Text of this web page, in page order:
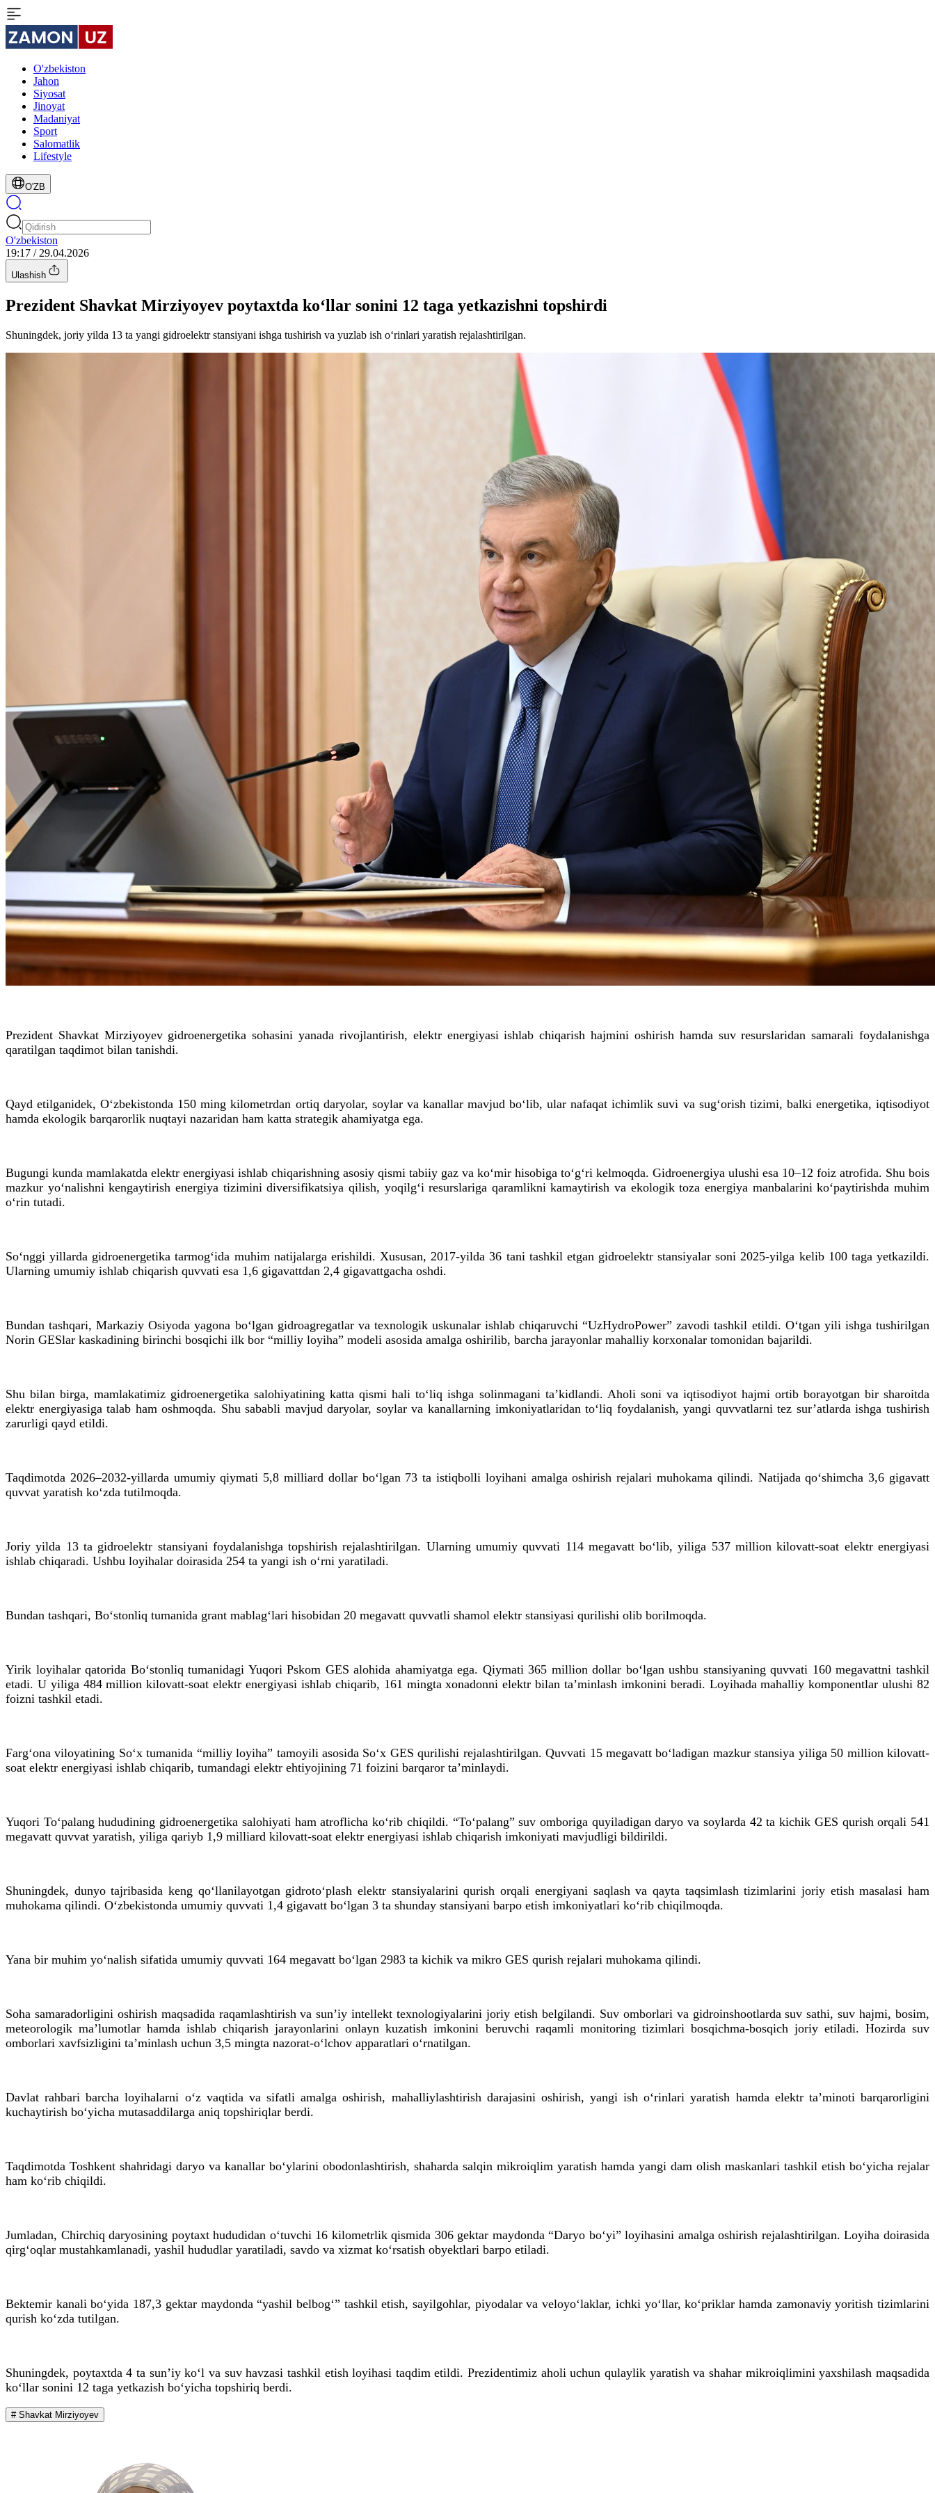
O'zbekiston
Jahon
Siyosat
Jinoyat
Madaniyat
Sport
Salomatlik
Lifestyle
O'ZB
O'zbekiston
19:17 / 29.04.2026
Ulashish
Prezident Shavkat Mirziyoyev poytaxtda ko‘llar sonini 12 taga yetkazishni topshirdi
Shuningdek, joriy yilda 13 ta yangi gidroelektr stansiyani ishga tushirish va yuzlab ish o‘rinlari yaratish rejalashtirilgan.
Prezident Shavkat Mirziyoyev gidroenergetika sohasini yanada rivojlantirish, elektr energiyasi ishlab chiqarish hajmini oshirish hamda suv resurslaridan samarali foydalanishga
qaratilgan taqdimot bilan tanishdi.
Qayd etilganidek, O‘zbekistonda 150 ming kilometrdan ortiq daryolar, soylar va kanallar mavjud bo‘lib, ular nafaqat ichimlik suvi va sug‘orish tizimi, balki energetika, iqtisodiyot
hamda ekologik barqarorlik nuqtayi nazaridan ham katta strategik ahamiyatga ega.
Bugungi kunda mamlakatda elektr energiyasi ishlab chiqarishning asosiy qismi tabiiy gaz va ko‘mir hisobiga to‘g‘ri kelmoqda. Gidroenergiya ulushi esa 10–12 foiz atrofida. Shu bois
mazkur yo‘nalishni kengaytirish energiya tizimini diversifikatsiya qilish, yoqilg‘i resurslariga qaramlikni kamaytirish va ekologik toza energiya manbalarini ko‘paytirishda muhim
o‘rin tutadi.
So‘nggi yillarda gidroenergetika tarmog‘ida muhim natijalarga erishildi. Xususan, 2017-yilda 36 tani tashkil etgan gidroelektr stansiyalar soni 2025-yilga kelib 100 taga yetkazildi.
Ularning umumiy ishlab chiqarish quvvati esa 1,6 gigavattdan 2,4 gigavattgacha oshdi.
Bundan tashqari, Markaziy Osiyoda yagona bo‘lgan gidroagregatlar va texnologik uskunalar ishlab chiqaruvchi “UzHydroPower” zavodi tashkil etildi. O‘tgan yili ishga tushirilgan
Norin GESlar kaskadining birinchi bosqichi ilk bor “milliy loyiha” modeli asosida amalga oshirilib, barcha jarayonlar mahalliy korxonalar tomonidan bajarildi.
Shu bilan birga, mamlakatimiz gidroenergetika salohiyatining katta qismi hali to‘liq ishga solinmagani ta’kidlandi. Aholi soni va iqtisodiyot hajmi ortib borayotgan bir sharoitda
elektr energiyasiga talab ham oshmoqda. Shu sababli mavjud daryolar, soylar va kanallarning imkoniyatlaridan to‘liq foydalanish, yangi quvvatlarni tez sur’atlarda ishga tushirish
zarurligi qayd etildi.
Taqdimotda 2026–2032-yillarda umumiy qiymati 5,8 milliard dollar bo‘lgan 73 ta istiqbolli loyihani amalga oshirish rejalari muhokama qilindi. Natijada qo‘shimcha 3,6 gigavatt
quvvat yaratish ko‘zda tutilmoqda.
Joriy yilda 13 ta gidroelektr stansiyani foydalanishga topshirish rejalashtirilgan. Ularning umumiy quvvati 114 megavatt bo‘lib, yiliga 537 million kilovatt-soat elektr energiyasi
ishlab chiqaradi. Ushbu loyihalar doirasida 254 ta yangi ish o‘rni yaratiladi.
Bundan tashqari, Bo‘stonliq tumanida grant mablag‘lari hisobidan 20 megavatt quvvatli shamol elektr stansiyasi qurilishi olib borilmoqda.
Yirik loyihalar qatorida Bo‘stonliq tumanidagi Yuqori Pskom GES alohida ahamiyatga ega. Qiymati 365 million dollar bo‘lgan ushbu stansiyaning quvvati 160 megavattni tashkil
etadi. U yiliga 484 million kilovatt-soat elektr energiyasi ishlab chiqarib, 161 mingta xonadonni elektr bilan ta’minlash imkonini beradi. Loyihada mahalliy komponentlar ulushi 82
foizni tashkil etadi.
Farg‘ona viloyatining So‘x tumanida “milliy loyiha” tamoyili asosida So‘x GES qurilishi rejalashtirilgan. Quvvati 15 megavatt bo‘ladigan mazkur stansiya yiliga 50 million kilovatt-
soat elektr energiyasi ishlab chiqarib, tumandagi elektr ehtiyojining 71 foizini barqaror ta’minlaydi.
Yuqori To‘palang hududining gidroenergetika salohiyati ham atroflicha ko‘rib chiqildi. “To‘palang” suv omboriga quyiladigan daryo va soylarda 42 ta kichik GES qurish orqali 541
megavatt quvvat yaratish, yiliga qariyb 1,9 milliard kilovatt-soat elektr energiyasi ishlab chiqarish imkoniyati mavjudligi bildirildi.
Shuningdek, dunyo tajribasida keng qo‘llanilayotgan gidroto‘plash elektr stansiyalarini qurish orqali energiyani saqlash va qayta taqsimlash tizimlarini joriy etish masalasi ham
muhokama qilindi. O‘zbekistonda umumiy quvvati 1,4 gigavatt bo‘lgan 3 ta shunday stansiyani barpo etish imkoniyatlari ko‘rib chiqilmoqda.
Yana bir muhim yo‘nalish sifatida umumiy quvvati 164 megavatt bo‘lgan 2983 ta kichik va mikro GES qurish rejalari muhokama qilindi.
Soha samaradorligini oshirish maqsadida raqamlashtirish va sun’iy intellekt texnologiyalarini joriy etish belgilandi. Suv omborlari va gidroinshootlarda suv sathi, suv hajmi, bosim,
meteorologik ma’lumotlar hamda ishlab chiqarish jarayonlarini onlayn kuzatish imkonini beruvchi raqamli monitoring tizimlari bosqichma-bosqich joriy etiladi. Hozirda suv
omborlari xavfsizligini ta’minlash uchun 3,5 mingta nazorat-o‘lchov apparatlari o‘rnatilgan.
Davlat rahbari barcha loyihalarni o‘z vaqtida va sifatli amalga oshirish, mahalliylashtirish darajasini oshirish, yangi ish o‘rinlari yaratish hamda elektr ta’minoti barqarorligini
kuchaytirish bo‘yicha mutasaddilarga aniq topshiriqlar berdi.
Taqdimotda Toshkent shahridagi daryo va kanallar bo‘ylarini obodonlashtirish, shaharda salqin mikroiqlim yaratish hamda yangi dam olish maskanlari tashkil etish bo‘yicha rejalar
ham ko‘rib chiqildi.
Jumladan, Chirchiq daryosining poytaxt hududidan o‘tuvchi 16 kilometrlik qismida 306 gektar maydonda “Daryo bo‘yi” loyihasini amalga oshirish rejalashtirilgan. Loyiha doirasida
qirg‘oqlar mustahkamlanadi, yashil hududlar yaratiladi, savdo va xizmat ko‘rsatish obyektlari barpo etiladi.
Bektemir kanali bo‘yida 187,3 gektar maydonda “yashil belbog‘” tashkil etish, sayilgohlar, piyodalar va veloyo‘laklar, ichki yo‘llar, ko‘priklar hamda zamonaviy yoritish tizimlarini
qurish ko‘zda tutilgan.
Shuningdek, poytaxtda 4 ta sun’iy ko‘l va suv havzasi tashkil etish loyihasi taqdim etildi. Prezidentimiz aholi uchun qulaylik yaratish va shahar mikroiqlimini yaxshilash maqsadida
ko‘llar sonini 12 taga yetkazish bo‘yicha topshiriq berdi.
# Shavkat Mirziyoyev